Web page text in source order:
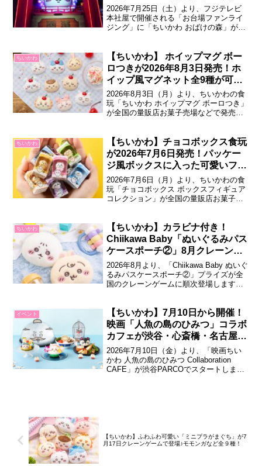
者特典も♪
2026年7月25日（土）より、フジテレビ
本社屋で開催される「お台場ファンライ
ジング」に「ちいかわ おばけの森」が登
ヨーつり、限定グッズなどが楽しめま
す。ちいかわ おばけの森「ちいかわ おば
けの森」は、おばけシーツをかぶって夜
の...
ちいかわ
【ちいかわ】 ホイップマグ ボー
ロつきが2026年8月3日発売！ホ
イップ風マグネット全9種が可愛
すぎる
2026年8月3日（月）より、ちいかわの食
玩「ちいかわ ホイップマグ ボーロつき」
が全国の量販店お菓子売場などで発売さ
楽しい食玩です。ちいかわ ホイップマグ
ボーロつき「ちいかわ ホイップマグ ボー
ロつき」は、ホイップクリームの...
ちいかわ
【ちいかわ】チョコボックス食玩
が2026年7月6日発売！パッケー
ジ風ボックスに入った可愛いフィ
ギュア♪
2026年7月6日（月）より、ちいかわの食
玩「チョコボックス ボックスフィギュア
コレクション」が全国の量販店お菓子売
た注目商品です。ちいかわ チョコボック
ス ボックスフィギュアコレクション
「CHOCOBOX（チョコボックス）」シ...
ちいかわ
【ちいかわ】カラビナ付き！
Chiikawa Baby「ぬいぐるみパス
ケースポーチ②」8月クレーンゲ
ームに登場！ふわふわ♪
2026年8月より、「Chiikawa Baby ぬいぐ
るみパスケースポーチ②」プライズが全
国のクレーンゲームに順次登場します。
ースポーチ第2弾です。Chiikawa Baby ぬ
いぐるみパスケースポーチ②ベビーをテ
ーマにした「...
イベント
【ちいかわ】7月10日から開催！
映画「人魚の島のひみつ」コラボ
カフェが渋谷・心斎橋・名古屋に
期間限定オープン
2026年7月10日（金）より、「映画ちい
かわ 人魚の島のひみつ Collaboration
CAFE」が渋谷PARCOでスタートしま
【ちいかわ】ふわふわ可愛い「ミニプラがまぐち」が7
月17日クレーンゲームで登場♪モモンガなど全９種！